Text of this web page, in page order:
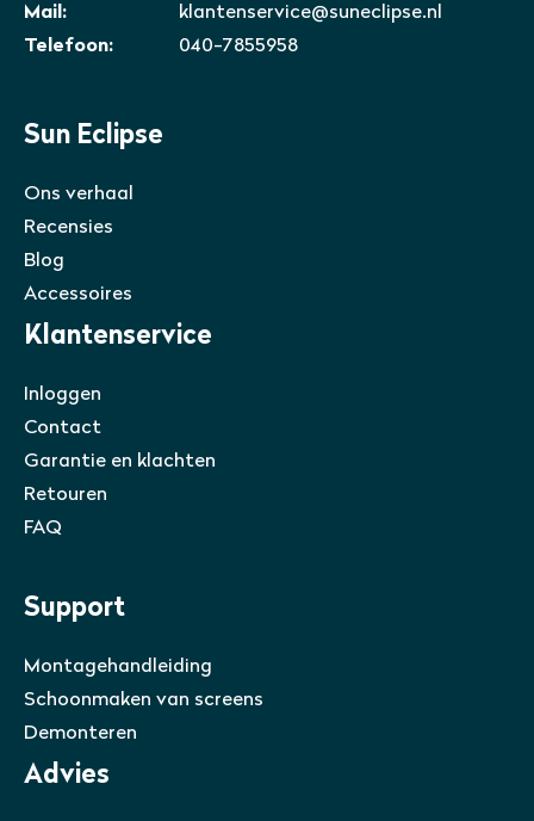
Mail:
klantenservice@suneclipse.nl
Telefoon:
040-7855958
Sun Eclipse
Ons verhaal
Recensies
Blog
Accessoires
Klantenservice
Inloggen
Contact
Garantie en klachten
Retouren
FAQ
Support
Montagehandleiding
Schoonmaken van screens
Demonteren
Advies